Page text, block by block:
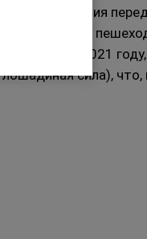
переключения
более
выпущен в 2021
сила), что,